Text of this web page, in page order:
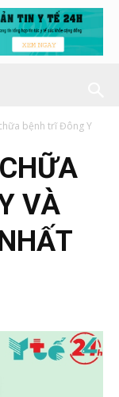
bệnh trĩ Đông Y
VÀ